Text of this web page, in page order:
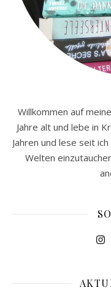
Willkommen auf
Jahre alt und lebe in
Jahren und lese seit
Welten